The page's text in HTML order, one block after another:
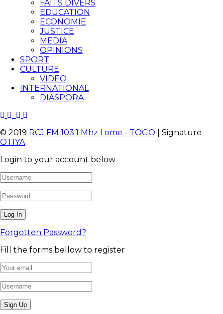
FAITS DIVERS
EDUCATION
ECONOMIE
JUSTICE
MEDIA
OPINIONS
SPORT
CULTURE
VIDEO
INTERNATIONAL
DIASPORA
© 2019 RCJ FM 103.1 Mhz Lome - TOGO | Signature
OTIYA.
Login to your account below
Forgotten Password?
Fill the forms bellow to register